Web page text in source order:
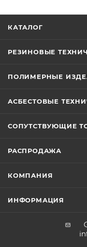
КАТАЛОГ
РЕЗИНОВЫЕ
ПОЛИМЕРНЫЕ
АСБЕСТОВЫЕ
СОПУТСТВУЮЩИЕ
РАСПРОДАЖА
КОМПАНИЯ
ИНФОРМАЦИЯ